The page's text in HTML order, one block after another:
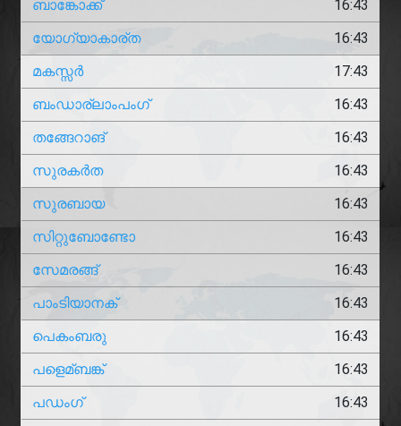
ബാങ്കോക്ക്
16:43
യോഗ്യാകാര്ത
16:43
മകസ്സർ
17:43
ബംഡാര്ലാംപംഗ്
16:43
തങ്ങേറാങ്
16:43
സുരകർത
16:43
സുരബായ
16:43
സിറ്റുബോണ്ടോ
16:43
സേമരങ്ങ്
16:43
പാംടിയാനക്
16:43
പെകംബരു
16:43
പളെമ്ബങ്ക്
16:43
പഡംഗ്
16:43